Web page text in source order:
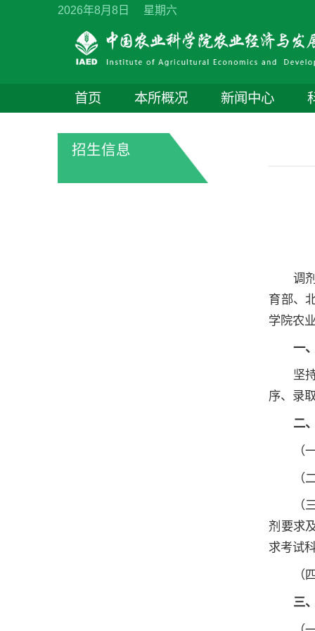
2026年8月8日 星期六
首页 本所概况 新闻中心
招生信息
调
育部、
学院农
一
坚
序、录
二
（
（
（
剂要求
求考试
（
三